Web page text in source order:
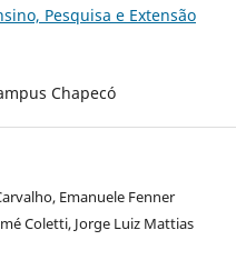
Pesquisa e Extensão
Chapecó
Emanuele Fenner
Coletti, Jorge Luiz Mattias